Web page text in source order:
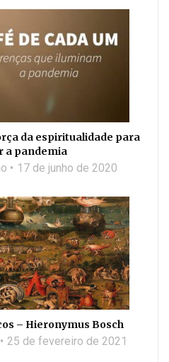
da espiritualidade para
a pandemia
17 de junho de 2020
– Hieronymus Bosch
25 de fevereiro de 2021